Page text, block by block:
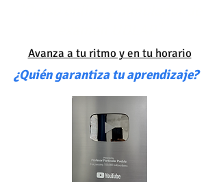
Avanza a tu ritmo y en tu horario
¿Quién garantiza tu aprendizaje?